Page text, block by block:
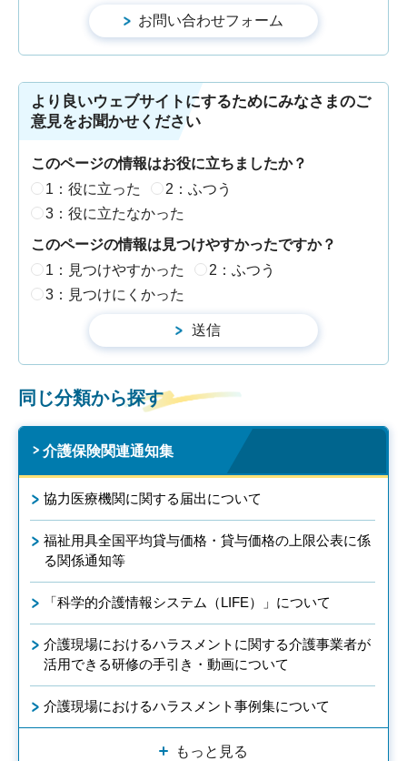
より良いウェブサイトにするためにみなさまのご
意見をお聞かせください
このページの情報はお役に立ちましたか？
1：役に立った
2：ふつう
3：役に立たなかった
このページの情報は見つけやすかったですか？
1：見つけやすかった
2：ふつう
3：見つけにくかった
同じ分類から探す
介護保険関連通知集
協力医療機関に関する届出について
福祉用具全国平均貸与価格・貸与価格の上限公表に係
る関係通知等
「科学的介護情報システム（LIFE）」について
介護現場におけるハラスメントに関する介護事業者が
活用できる研修の手引き・動画について
介護現場におけるハラスメント事例集について
もっと見る